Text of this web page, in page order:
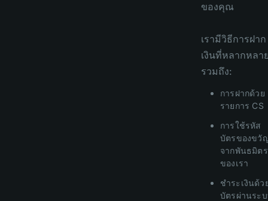
ของคุณ
เรามีวิธีการฝาก
เงินที่หลากหลา
รวมถึง:
การฝากด้วย
รายการ CS
การใช้รหัส
บัตรของขวั
จากพันธมิตร
ของเรา
ชำระเงินด้ว
บัตรผ่านระ